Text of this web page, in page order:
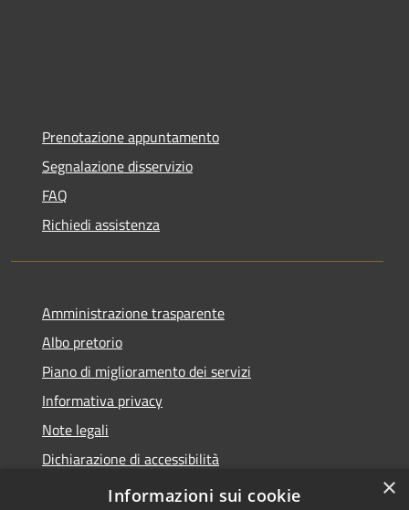
Prenotazione appuntamento
Segnalazione disservizio
FAQ
Richiedi assistenza
Amministrazione trasparente
Albo pretorio
Piano di miglioramento dei servizi
Informativa privacy
Note legali
Dichiarazione di accessibilità
Obiettivi di accessibilità per l'anno 2025
×
Informazioni sui cookie